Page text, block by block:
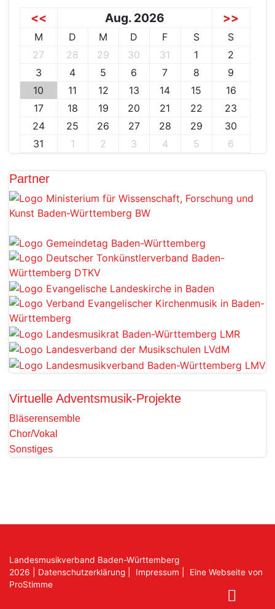
<< Aug. 2026 >>
M D M D F S
S
27
28 29 30 31 1
2
3
4 5 6 7 8
9
10
11 12 13 14 15
16
17
18 19 20 21 22
23
24
25 26 27 28 29
30
31
1 2 3 4 5 6
Partner
Virtuelle Adventsmusik-Projekte
Bläserensemble
Chor/Vokal
Sonstiges
Landesmusikverband Baden-Württemberg
2026
Datenschutzerklärung Impressum
Eine Webseite von
ProStimme